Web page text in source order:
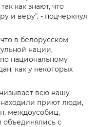
как знают, что
и веру", - подчеркнул
в белорусском
нации,
национальному
как у некоторых
всю нашу
приют люди,
междоусобиц,
объединялись с